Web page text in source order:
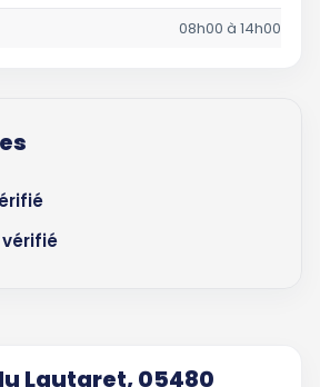
08h00 à 14h00
Lautaret, 05480